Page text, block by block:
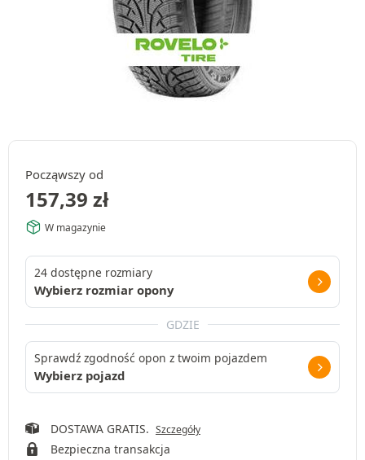
Począwszy od
157,39 zł
W magazynie
24 dostępne rozmiary
Wybierz rozmiar opony
GDZIE
Sprawdź zgodność opon z twoim pojazdem
Wybierz pojazd
DOSTAWA GRATIS. Szczegóły
Bezpieczna transakcja